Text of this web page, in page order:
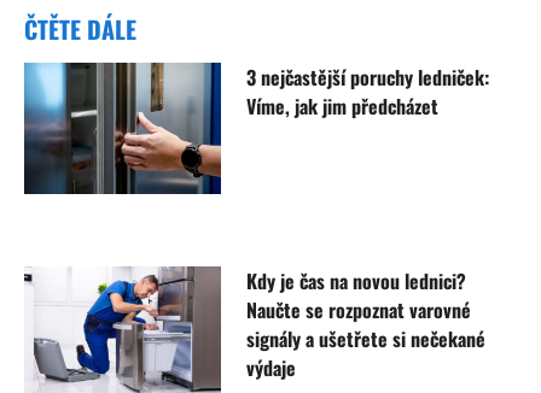
ČTĚTE DÁLE
3 nejčastější poruchy ledniček:
Víme, jak jim předcházet
Kdy je čas na novou lednici?
Naučte se rozpoznat varovné
signály a ušetřete si nečekané
výdaje